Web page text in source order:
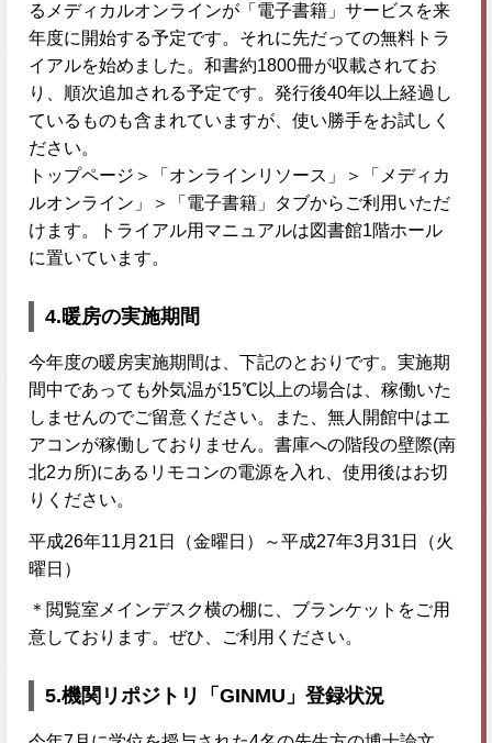
るメディカルオンラインが「電子書籍」サービスを来
年度に開始する予定です。それに先だっての無料トラ
イアルを始めました。和書約1800冊が収載されてお
り、順次追加される予定です。発行後40年以上経過し
ているものも含まれていますが、使い勝手をお試しく
ださい。
トップページ＞「オンラインリソース」＞「メディカ
ルオンライン」＞「電子書籍」タブからご利用いただ
けます。トライアル用マニュアルは図書館1階ホール
に置いています。
4.暖房の実施期間
今年度の暖房実施期間は、下記のとおりです。実施期
間中であっても外気温が15℃以上の場合は、稼働いた
しませんのでご留意ください。また、無人開館中はエ
アコンが稼働しておりません。書庫への階段の壁際(南
北2カ所)にあるリモコンの電源を入れ、使用後はお切
りください。
平成26年11月21日（金曜日）～平成27年3月31日（火
曜日）
＊閲覧室メインデスク横の棚に、ブランケットをご用
意しております。ぜひ、ご利用ください。
5.機関リポジトリ「GINMU」登録状況